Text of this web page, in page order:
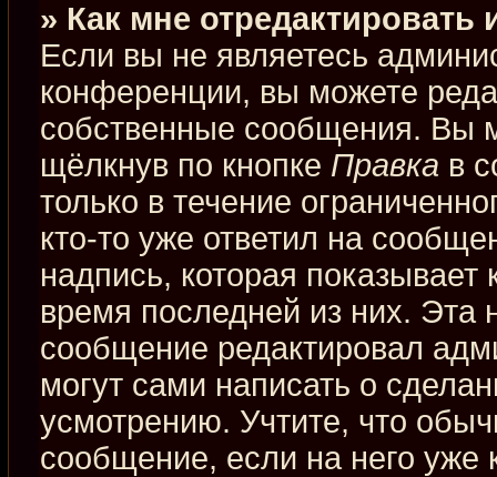
» Как мне
Если вы не являетесь
конференции, вы можете
собственные сообщения. Вы
щёлкнув по кнопке Правка в
только в течение
кто-то уже ответил на
надпись, которая показывает
время последней из них. Эта
сообщение редактировал
могут сами написать о
усмотрению. Учтите, что
сообщение, если на него уже